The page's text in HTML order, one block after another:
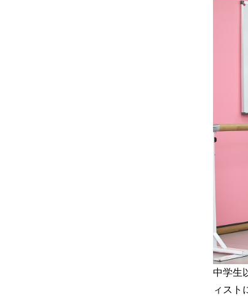
中学生
ィスト